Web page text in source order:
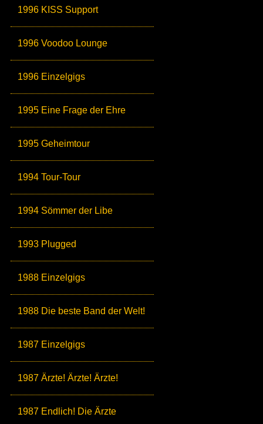
1996 KISS Support
1996 Voodoo Lounge
1996 Einzelgigs
1995 Eine Frage der Ehre
1995 Geheimtour
1994 Tour-Tour
1994 Sömmer der Libe
1993 Plugged
1988 Einzelgigs
1988 Die beste Band der Welt!
1987 Einzelgigs
1987 Ärzte! Ärzte! Ärzte!
1987 Endlich! Die Ärzte